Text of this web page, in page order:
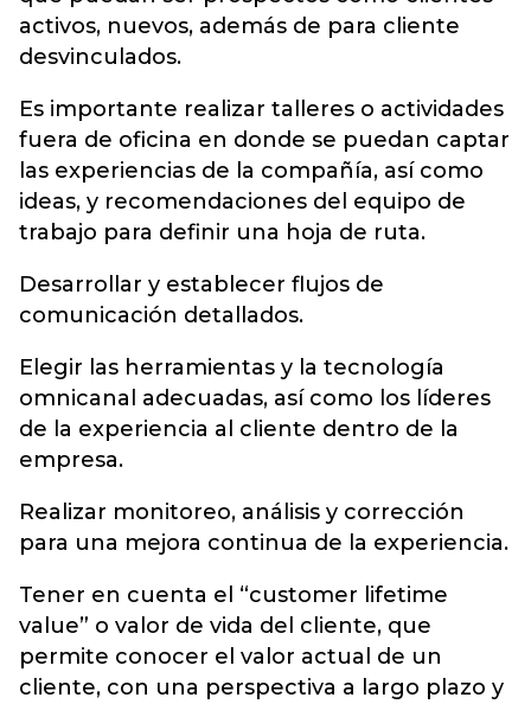
activos, nuevos, además de para cliente
desvinculados.
Es importante realizar talleres o actividades
fuera de oficina en donde se puedan captar
las experiencias de la compañía, así como
ideas, y recomendaciones del equipo de
trabajo para definir una hoja de ruta.
Desarrollar y establecer flujos de
comunicación detallados.
Elegir las herramientas y la tecnología
omnicanal adecuadas, así como los líderes
de la experiencia al cliente dentro de la
empresa.
Realizar monitoreo, análisis y corrección
para una mejora continua de la experiencia.
Tener en cuenta el “customer lifetime
value” o valor de vida del cliente, que
permite conocer el valor actual de un
cliente, con una perspectiva a largo plazo y